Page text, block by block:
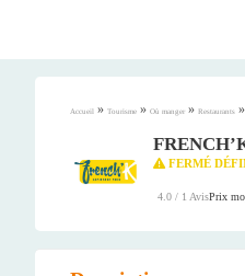
Accueil » Tourisme » Où manger » Restaurants »
FERMÉ
4.0 / 1 AvisPrix